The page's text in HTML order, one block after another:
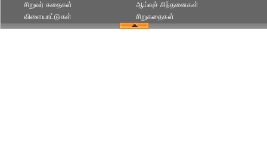
சிறுவர் கதைகள்
விளையாட்டுகள்
ஆய்வுச் சிந்தனைகள்
சிறுகதைகள்